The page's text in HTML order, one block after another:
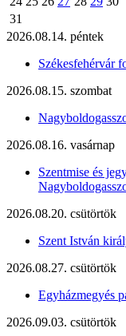
31
2026.08.14. péntek
Székesfehérvár
2026.08.15. szombat
2026.08.16. vasárnap
Szentmise és
2026.08.20. csütörtök
Szent István
2026.08.27. csütörtök
Egyházmegyés
2026.09.03. csütörtök